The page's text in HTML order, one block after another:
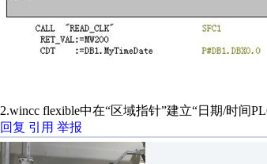
2.wincc flexible中在“区域指针”建立“日期/时间
回复 引用 举报